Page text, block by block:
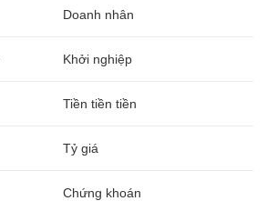
Doanh nhân
Khởi nghiệp
Tiền tiền tiền
Tỷ giá
Chứng khoán